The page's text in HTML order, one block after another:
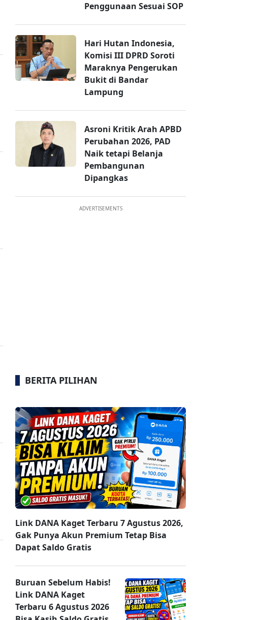
Penggunaan Sesuai SOP
Hari Hutan Indonesia,
Komisi III DPRD Soroti
Maraknya Pengerukan
Bukit di Bandar
Lampung
Asroni Kritik Arah APBD
Perubahan 2026, PAD
Naik tetapi Belanja
Pembangunan
Dipangkas
ADVERTISEMENTS
BERITA PILIHAN
Link DANA Kaget Terbaru 7 Agustus 2026,
Gak Punya Akun Premium Tetap Bisa
Dapat Saldo Gratis
Buruan Sebelum Habis!
Link DANA Kaget
Terbaru 6 Agustus 2026